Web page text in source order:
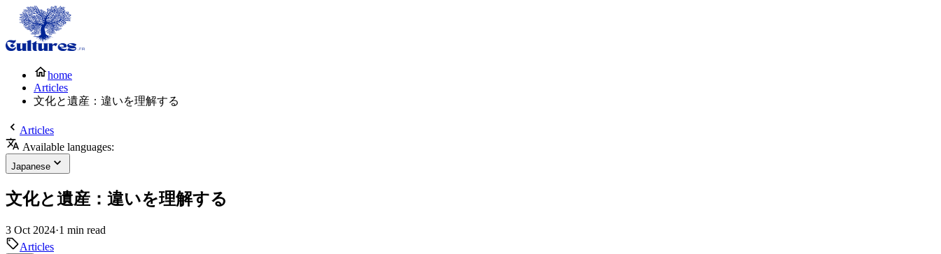
home
Articles
文化と遺産：違いを理解する
Articles
Available languages:
Japanese
文化と遺産：違いを理解する
3 Oct 2024·1 min read
Articles